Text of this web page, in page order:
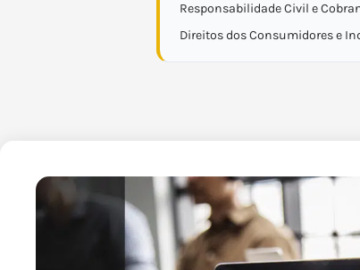
Responsabilidade Civil e
Direitos dos Consumidores e